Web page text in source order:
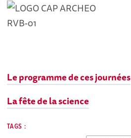
Le programme de ces journées
La fête de la science
TAGS :